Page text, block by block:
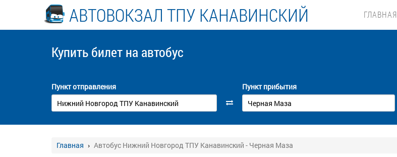
АВТОВОКЗАЛ ТПУ КАНАВИНСКИЙ ГЛАВНАЯ
Купить билет на автобус
Пункт отправления Пункт прибытия
Главная Автобус Нижний Новгород ТПУ Канавинский - Черная Маза